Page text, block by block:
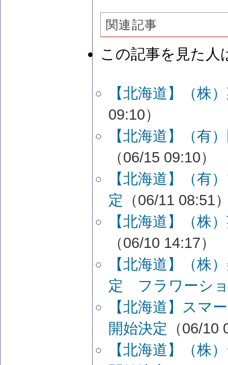
関連記事
この記事を見た人
【北海道】（株
09:10）
【北海道】（有
（06/15 09:10）
【北海道】（有
定 （06/11 08:51
【北海道】（株
（06/10 14:17）
【北海道】（株
定 フラワーシ
【北海道】スマ
開始決定 （06/10
【北海道】（株